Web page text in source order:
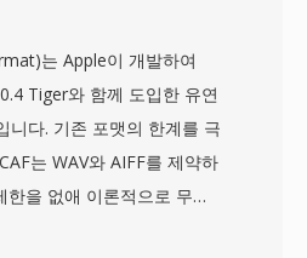
내에서는 우아하게 작동했
. 핵심 장점은 단일 파일 내
Tools 편집 환경과의 긴밀
영역 기반 편집이 가능했습
루프 포인트와 마커를 포함
가치가 있었습니다. Avid
를 WAV와 AIFF 방향으
는 Apple이 개발하여
Tiger와 함께 도입한 유연
니다. 기존 포맷의 한계를 극
는 WAV와 AIFF를 제약하
을 없애 이론적으로 무제
이 컨테이너는 AAC, ALAC,